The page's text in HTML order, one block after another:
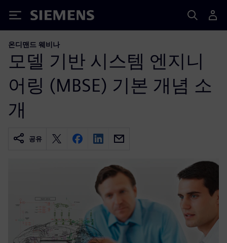
Siemens
온디맨드 웨비나
모델 기반 시스템 엔지니
어링 (MBSE) 기본 개념 소
개
공유